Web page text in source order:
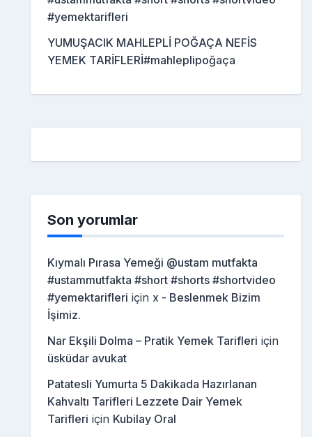
#yemektarifleri
YUMUŞACIK MAHLEPLİ POĞAÇA NEFİS
YEMEK TARİFLERİ#mahleplipoğaça
Son yorumlar
Kıymalı Pırasa Yemeği @ustam mutfakta
#ustammutfakta #short #shorts #shortvideo
#yemektarifleri için x - Beslenmek Bizim
İşimiz.
Nar Ekşili Dolma – Pratik Yemek Tarifleri için
üsküdar avukat
Patatesli Yumurta 5 Dakikada Hazırlanan
Kahvaltı Tarifleri Lezzete Dair Yemek
Tarifleri için Kubilay Oral